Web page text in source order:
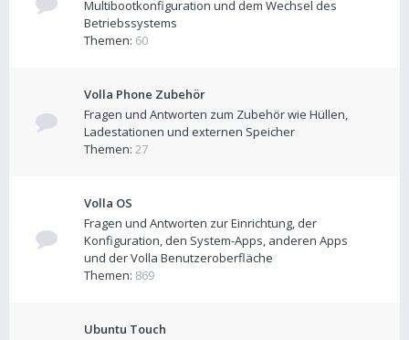
Multibootkonfiguration und dem Wechsel des
Betriebssystems
Themen: 60
Volla Phone Zubehör
Fragen und Antworten zum Zubehör wie Hüllen,
Ladestationen und externen Speicher
Themen: 27
Volla OS
Fragen und Antworten zur Einrichtung, der
Konfiguration, den System-Apps, anderen Apps
und der Volla Benutzeroberfläche
Themen: 869
Ubuntu Touch